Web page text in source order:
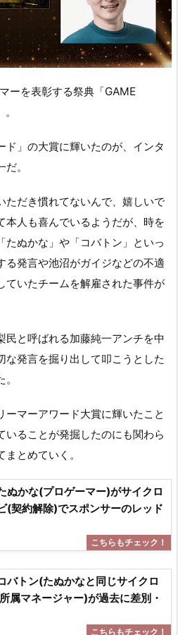
ーを表彰する祭典「GAME
ド」の大賞に輝いたのが、インタ
。
ただき慣れてないんで、嬉しいで
本人も喜んでいるようだが、時を
たぬかな」や「コバトン」といっ
る発言や池沼がガイジなどの不適
ていたチームを解雇された事件が
民と呼ばれる加藤純一アンチを中
な発言を掘り出して叩こうとした
ーマーアワード大賞に輝いたこと
いることが発掘したのにも関わら
とめていく。
ぬかな(プロゲーマー)がサイクロ
(契約解除)でスポンサーのレッド
バトン(たぬかなと同じサイクロ
属マネージャー)が過去に差別・